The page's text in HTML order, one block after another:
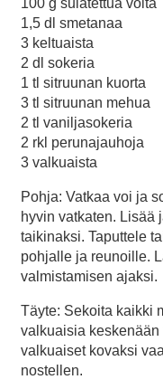
100 g sulatettua voita
1,5 dl smetanaa
3 keltuaista
2 dl sokeria
1 tl sitruunan kuorta
3 tl sitruunan mehua
2 tl vaniljasokeria
2 rkl perunajauhoja
3 valkuaista
Pohja: Vatkaa voi ja
hyvin vatkaten. Lisää
taikinaksi. Taputtele
pohjalle ja reunoille.
valmistamisen ajaksi.
Täyte: Sekoita kaikki
valkuaisia
valkuaiset kovaksi
nostellen.